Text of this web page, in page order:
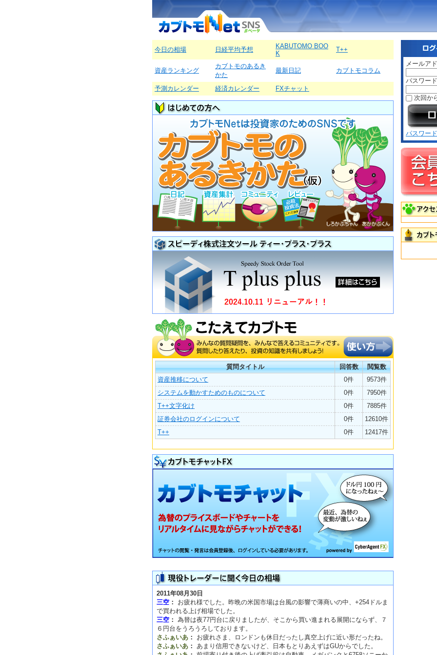
今日の相場 日経平均予想
KABUTOMO BOO
K
T++
資産ランキング
カブトモのあるき
かた
最新日記 カブトモコラム
予測カレンダー 経済カレンダー FXチャット
質問タイトル 回答数
閲覧数
資産推移について
0件
9573件
システムを動かすためのものについて
0件
7950件
T++文字化け
0件
7885件
証券会社のログインについて
0件
12610件
T++
0件 12417件
2011年08月30日
三空 ：
お疲れ様でした。昨晩の米国市場は台風の影響で薄商いの中、+254ドルま
で買われる上げ相場でした。
三空 ： 為替は夜77円台に戻りましたが、そこから買い進まれる展開にならず、７
６円台をうろうろしております。
さふぁいあ ：
お疲れさま、ロンドンも休日だったし真空上げに近い形だったね。
さふぁいあ ： あまり信用できないけど、日本もとりあえずはGUからでした。
メールア
パスワード
次回か
パスワー